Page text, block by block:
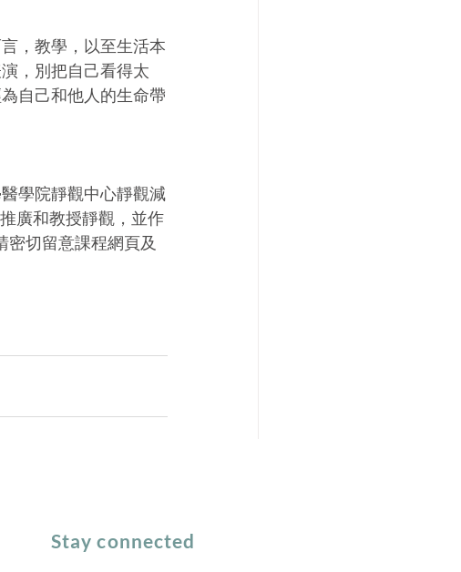
，教學，以至生活本
，別把自己看得太
自己和他人的生命帶
學院靜觀中心靜觀減
廣和教授靜觀，並作
密切留意課程網頁及
Stay connected